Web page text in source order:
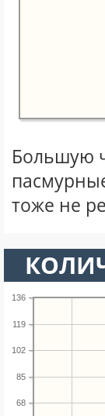
Большую
тоже не
68
85
102
119
136